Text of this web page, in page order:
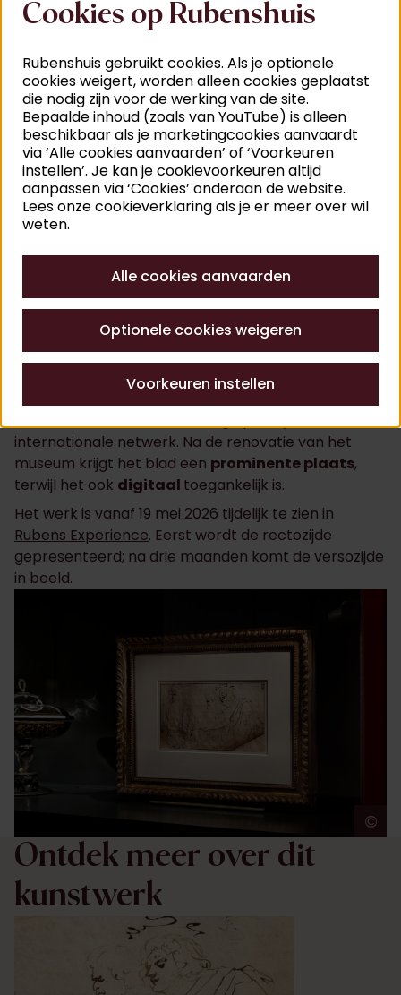
Belangrijke aankoop
Autografe tekeningen en brieven van Rubens
verschijnen vandaagzelden op de kunstmarkt
nog uitzonderlijker is een blad dat beide verenigt. Dit
document biedt een intieme inkijk in zijncreatieve
procesén in de werking van de kunstwereld
aandacht voor de rol van invloedrijke vrouwelijke
mecenassen zoals Eleonora de’ Medici.
Met deze aankoop van deKoning
Boudewijnstichtingwordt een belangrijk stuk
erfgoed opnieuw in België verankerd. Voor het
Rubenshuis betekent het een aanzienlijke verrijking
internationale netwerk. Na de renovatie van het
museum krijgt het blad een prominente plaats,
terwijl het ook digitaal toegankelijk is.
Het werk is vanaf 19 mei 2026 tijdelijk te zien in
Rubens Experience. Eerst wordt de rectozijde
gepresenteerd; na drie maanden komt de versozijde
in beeld.
©
Ontdek meer over dit
kunstwerk
Cookies op Rubenshuis
Rubenshuis gebruikt cookies. Als je optionele
cookies weigert, worden alleen cookies geplaatst
die nodig zijn voor de werking van de site.
Bepaalde inhoud (zoals van YouTube) is alleen
beschikbaar als je marketingcookies aanvaardt
via ‘Alle cookies aanvaarden’ of ‘Voorkeuren
instellen’. Je kan je cookievoorkeuren altijd
aanpassen via ‘Cookies’ onderaan de website.
Lees onze cookieverklaring als je er meer over wil
weten.
Alle cookies aanvaarden
Optionele cookies weigeren
Voorkeuren instellen